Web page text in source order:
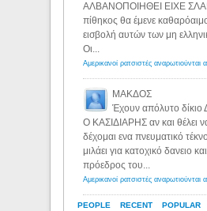
PEOPLE RECENT POPULAR
ΑΛΒΑΝΟΠΟΙΗΘΕΙ ΕΙΧΕ
πίθηκος θα έμενε
εισβολή αυτών των μη
Οι...
ΜΑΚΔΟΣ
Έχουν απόλυτο
Ο ΚΑΣΙΔΙΑΡΗΣ αν και θέλει
δέχομαι ενα πνευματικό
μιλάει για κατοχικό δανειο
πρόεδρος του...